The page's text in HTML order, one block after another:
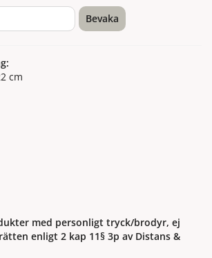
Bevaka
cm
med personligt tryck/brodyr, ej
enligt 2 kap 11§ 3p av Distans &